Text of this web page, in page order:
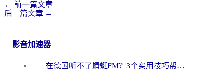
← 前一篇文章
后一篇文章 →
影音加速器
在德国听不了蜻蜓FM？3个实用技巧帮你解锁国内影音自由